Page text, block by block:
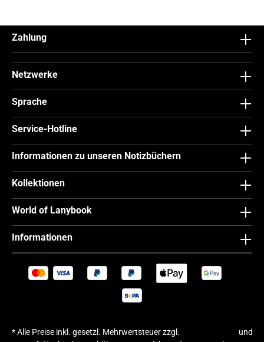
Zahlung
Netzwerke
Sprache
Service-Hotline
Informationen zu unseren Notizbüchern
Kollektionen
World of Lanybook
Informationen
* Alle Preise inkl. gesetzl. Mehrwertsteuer zzgl.
und